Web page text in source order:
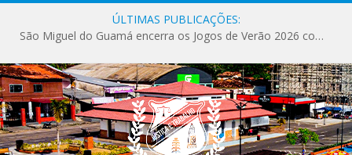
ÚLTIMAS PUBLICAÇÕES:
São Miguel do Guamá encerra os Jogos de Verão 2026 com sucesso de público e competições.